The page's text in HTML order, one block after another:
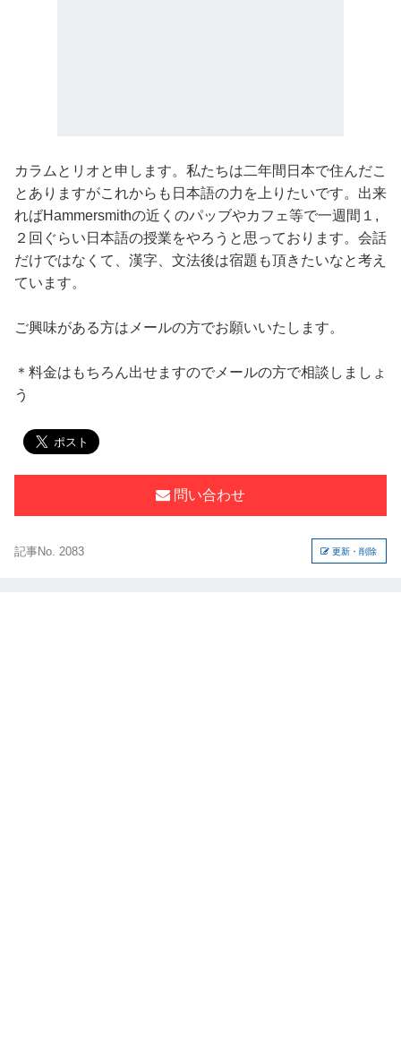
カラムとリオと申します。私たちは二年間日本で住んだこ
とありますがこれからも日本語の力を上りたいです。出来
ればHammersmithの近くのパッブやカフェ等で一週間１,
２回ぐらい日本語の授業をやろうと思っております。会話
だけではなくて、漢字、文法後は宿題も頂きたいなと考え
ています。
ご興味がある方はメールの方でお願いいたします。
＊料金はもちろん出せますのでメールの方で相談しましょ
う
問い合わせ
記事No. 2083 更新・削除